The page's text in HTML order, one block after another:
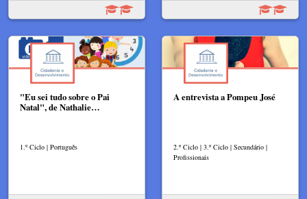
"Eu sei tudo sobre o Pai
Natal", de Nathalie…
1.º Ciclo | Português
A entrevista a Pompeu José
2.º Ciclo | 3.º Ciclo | Secundário |
Profissionais